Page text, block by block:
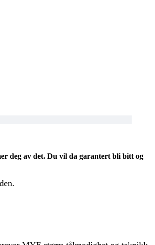
deg av det. Du vil da garantert bli bitt og